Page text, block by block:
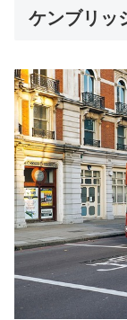
ケンブリッ